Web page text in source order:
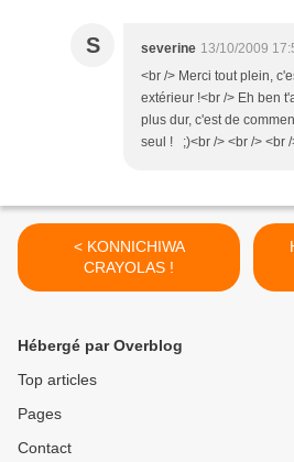
S severine 13/10/2009
<br /> Merci tout plein,
extérieur !<br /> Eh ben
plus dur, c'est de
seul ! ;)<br /> <br /> <br /
< KONNICHIWA
CRAYOLAS !
Hébergé par Overblog
Top articles
Pages
Contact